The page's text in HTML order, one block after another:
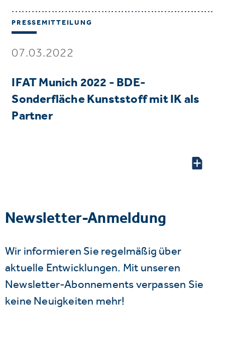
PRESSEMITTEILUNG
07.03.2022
IFAT Munich 2022 - BDE-
Sonderfläche Kunststoff mit IK als
Partner
Newsletter-Anmeldung
Wir informieren Sie regelmäßig über
aktuelle Entwicklungen. Mit unseren
Newsletter-Abonnements verpassen Sie
keine Neuigkeiten mehr!